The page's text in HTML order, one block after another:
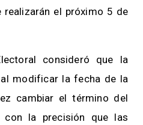
realizarán el próximo 5 de
consideró que la
al modificar la fecha de la
cambiar el término del
con la precisión que las